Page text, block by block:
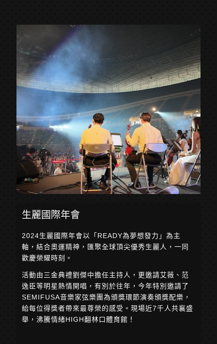
生麗國際年會
2024生麗國際年會以「READY為夢想發力」為主
軸，結合奧運精神，匯聚全球頂尖優秀生麗人，一同
歡慶榮耀時刻。
活動由三金典禮劉傑中擔任主持人，更邀請艾薇、范
逸臣等明星熱情開唱，有別於往年，今年特別邀請了
SEMIFUSA音樂家弦樂團為頒獎環節演奏頒獎配樂，
給每位得獎者帶來最尊榮的感受。現場近7千人共襄盛
舉，沸騰情緒HIGH翻林口體育館！